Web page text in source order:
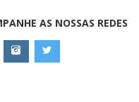
AS NOSSAS REDES